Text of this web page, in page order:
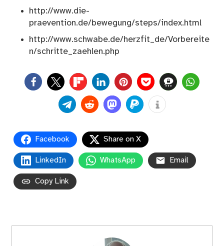
http://www.die-
praevention.de/bewegung/steps/index.html
http://www.schwabe.de/herzfit_de/Vorbereite
Facebook Share on X
LinkedIn